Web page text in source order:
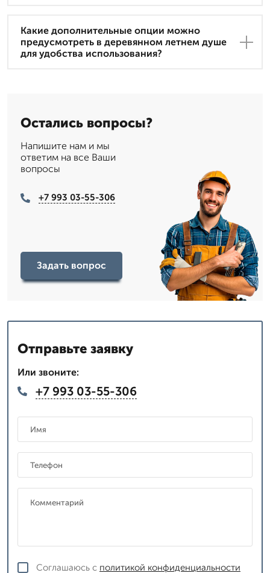
Какие дополнительные опции можно
предусмотреть в деревянном летнем душе
для удобства использования?
Остались вопросы?
Напишите нам и мы
ответим на все Ваши
вопросы
+7 993 03-55-306
Задать вопрос
Отправьте заявку
Или звоните:
+7 993 03-55-306
Соглашаюсь с политикой конфиденциальности